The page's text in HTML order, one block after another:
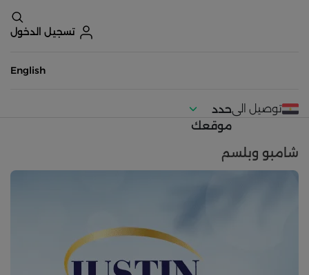
تسجيل الدخول
English
توصيل الىحدد
موقعك
شامبو وبلسم